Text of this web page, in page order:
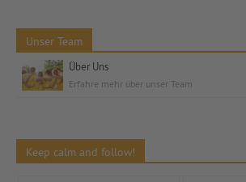
Unser Team
Über Uns
Erfahre mehr über unser Team
Keep calm and follow!